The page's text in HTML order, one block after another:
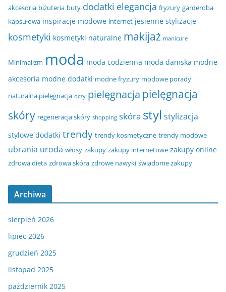
akcesoria biżuteria buty dodatki elegancja fryzury garderoba
kapsułowa inspiracje modowe internet jesienne stylizacje
kosmetyki kosmetyki naturalne makijaż manicure
Minimalizm moda moda codzienna moda damska modne
akcesoria modne dodatki modne fryzury modowe porady
naturalna pielęgnacja oczy pielęgnacja pielęgnacja
skóry regeneracja skóry shopping skóra styl stylizacja
stylowe dodatki trendy trendy kosmetyczne trendy modowe
ubrania uroda włosy zakupy zakupy internetowe zakupy online
zdrowa dieta zdrowa skóra zdrowe nawyki świadome zakupy
Archiwa
sierpień 2026
lipiec 2026
grudzień 2025
listopad 2025
październik 2025